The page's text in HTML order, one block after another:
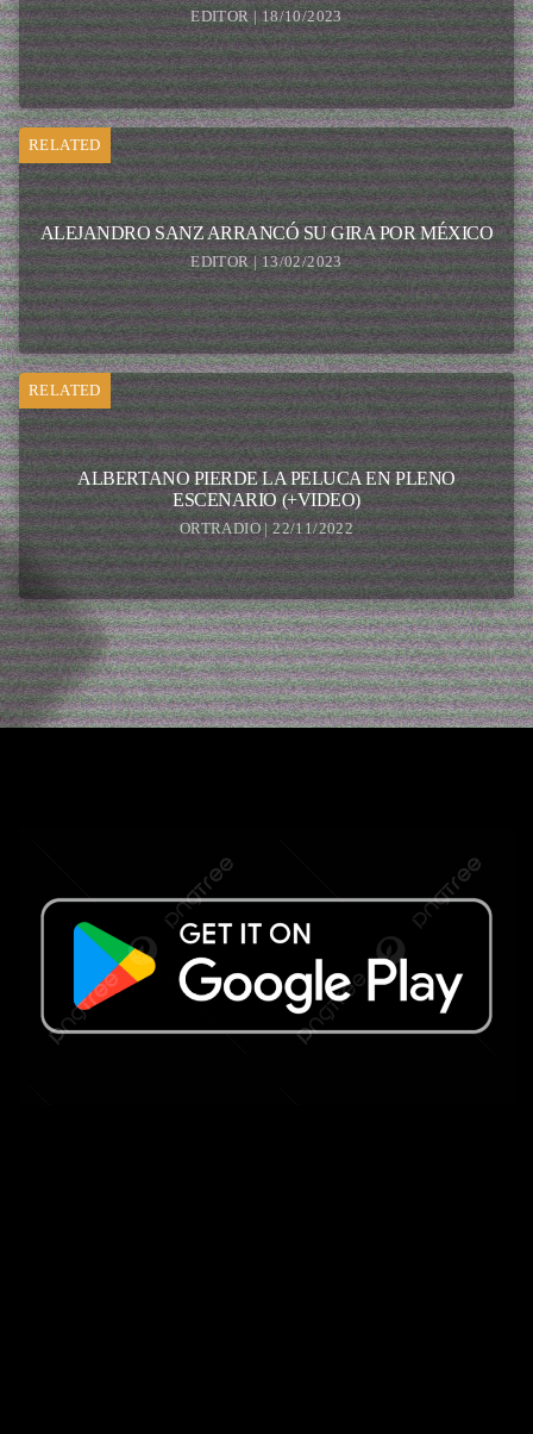
EDITOR | 18/10/2023
RELATED
ALEJANDRO SANZ ARRANCÓ SU GIRA POR MÉXICO
EDITOR | 13/02/2023
RELATED
ALBERTANO PIERDE LA PELUCA EN PLENO
ESCENARIO (+VIDEO)
ORTRADIO | 22/11/2022